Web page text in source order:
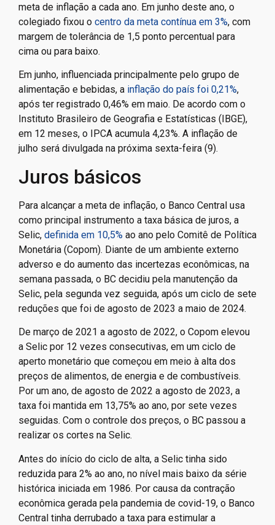
meta de inflação a cada ano. Em junho deste ano, o
colegiado fixou o centro da meta contínua em 3%, com
margem de tolerância de 1,5 ponto percentual para
cima ou para baixo.
Em junho, influenciada principalmente pelo grupo de
alimentação e bebidas, a inflação do país foi 0,21%,
após ter registrado 0,46% em maio. De acordo com o
Instituto Brasileiro de Geografia e Estatísticas (IBGE),
em 12 meses, o IPCA acumula 4,23%. A inflação de
julho será divulgada na próxima sexta-feira (9).
Juros básicos
Para alcançar a meta de inflação, o Banco Central usa
como principal instrumento a taxa básica de juros, a
Selic, definida em 10,5% ao ano pelo Comitê de Política
Monetária (Copom). Diante de um ambiente externo
adverso e do aumento das incertezas econômicas, na
semana passada, o BC decidiu pela manutenção da
Selic, pela segunda vez seguida, após um ciclo de sete
reduções que foi de agosto de 2023 a maio de 2024.
De março de 2021 a agosto de 2022, o Copom elevou
a Selic por 12 vezes consecutivas, em um ciclo de
aperto monetário que começou em meio à alta dos
preços de alimentos, de energia e de combustíveis.
Por um ano, de agosto de 2022 a agosto de 2023, a
taxa foi mantida em 13,75% ao ano, por sete vezes
seguidas. Com o controle dos preços, o BC passou a
realizar os cortes na Selic.
Antes do início do ciclo de alta, a Selic tinha sido
reduzida para 2% ao ano, no nível mais baixo da série
histórica iniciada em 1986. Por causa da contração
econômica gerada pela pandemia de covid-19, o Banco
Central tinha derrubado a taxa para estimular a